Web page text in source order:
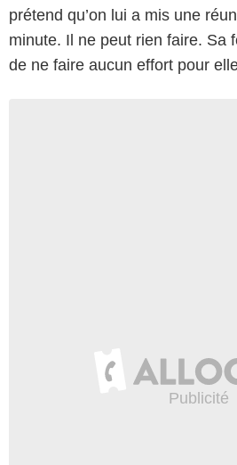
prétend qu’on lui a mis une
minute. Il ne peut rien faire. Sa
de ne faire aucun effort pour